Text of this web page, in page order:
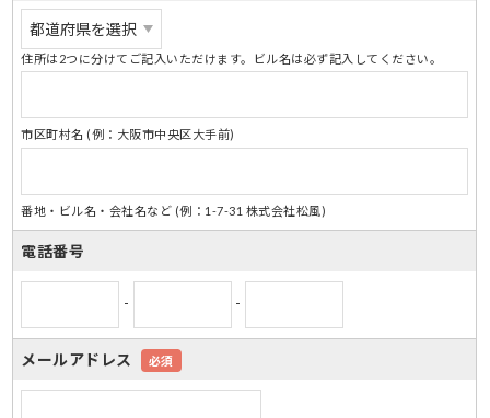
住所は2つに分けてご記入いただけます。ビル名は必ず記入してください。
市区町村名 (例：大阪市中央区大手前)
番地・ビル名・会社名など (例：1-7-31 株式会社松風)
電話番号
- -
メールアドレス 必須